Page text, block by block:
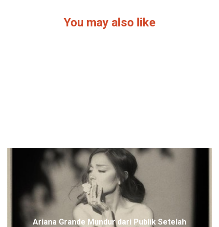
You may also like
Ariana Grande Mundur dari Publik Setelah